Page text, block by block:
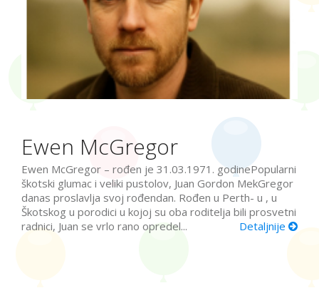
Ewen McGregor
Ewen McGregor – rođen je 31.03.1971. godinePopularni
škotski glumac i veliki pustolov, Juan Gordon MekGregor
danas proslavlja svoj rođendan. Rođen u Perth- u , u
Škotskog u porodici u kojoj su oba roditelja bili prosvetni
radnici, Juan se vrlo rano opredel...
Detaljnije